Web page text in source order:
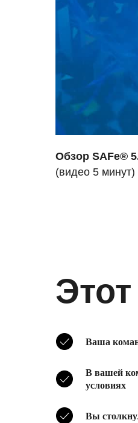
Обзор SAFe®
(видео 5 минут)
Ваша
В вашей
условиях
Вы